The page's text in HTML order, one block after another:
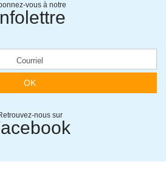
vous à notre
OK
nous sur